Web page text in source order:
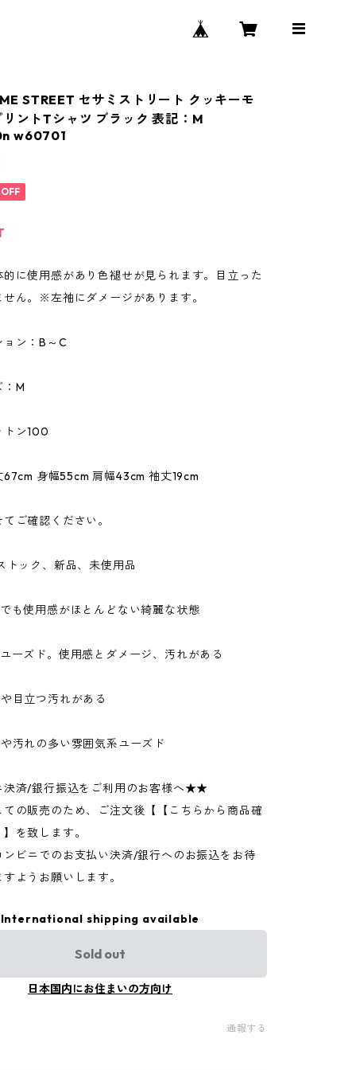
STREET セサミストリート クッキーモ
リントTシャツ ブラック 表記：M
w60701
に使用感があり色褪せが見られます。目立った
せん。※左袖にダメージがあります。
ン：B～C
M
ン100
身幅55cm 肩幅43cm 袖丈19cm
ご確認ください。
トック、新品、未使用品
も使用感がほとんどない綺麗な状態
ーズド。使用感とダメージ、汚れがある
目立つ汚れがある
汚れの多い雰囲気系ユーズド
済/銀行振込をご利用のお客様へ★★
の販売のため、ご注文後【【こちらから商品確
を致します。
ンビニでのお支払い決済/銀行へのお振込をお待
ようお願いします。
International shipping available
Sold out
日本国内にお住まいの方向け
通報する